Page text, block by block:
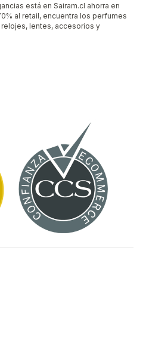
está en Sairam.cl ahorra en
al retail, encuentra los perfumes
lentes, accesorios y